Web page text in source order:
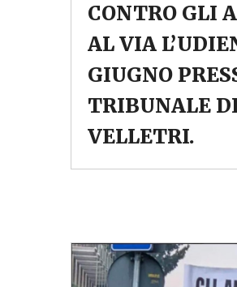
CONTRO GLI
AL VIA
GIUGNO
TRIBUNALE
VELLETRI.